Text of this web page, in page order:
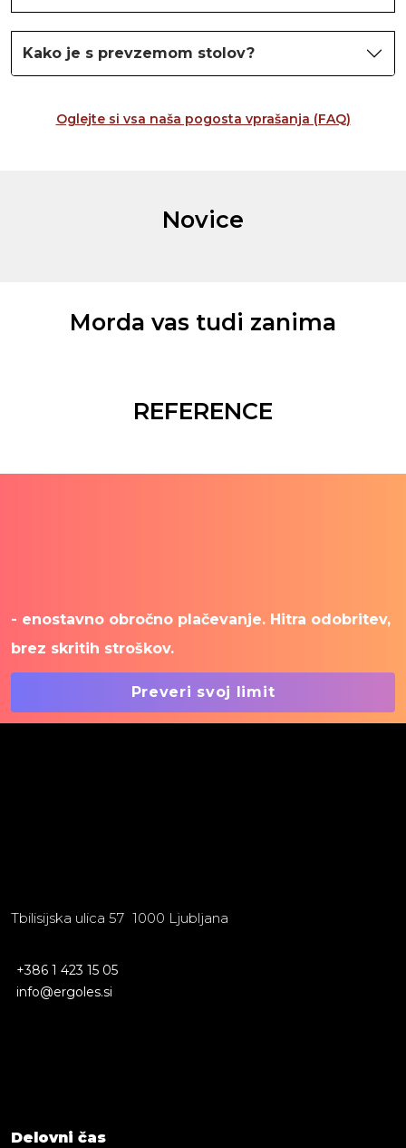
Kako je s prevzemom stolov?
Oglejte si vsa naša pogosta vprašanja (FAQ)
Novice
Morda vas tudi zanima
REFERENCE
- enostavno obročno plačevanje. Hitra odobritev,
brez skritih stroškov.
Preveri svoj limit
Tbilisijska ulica 57 1000 Ljubljana
+386 1 423 15 05
info@ergoles.si
Delovni čas